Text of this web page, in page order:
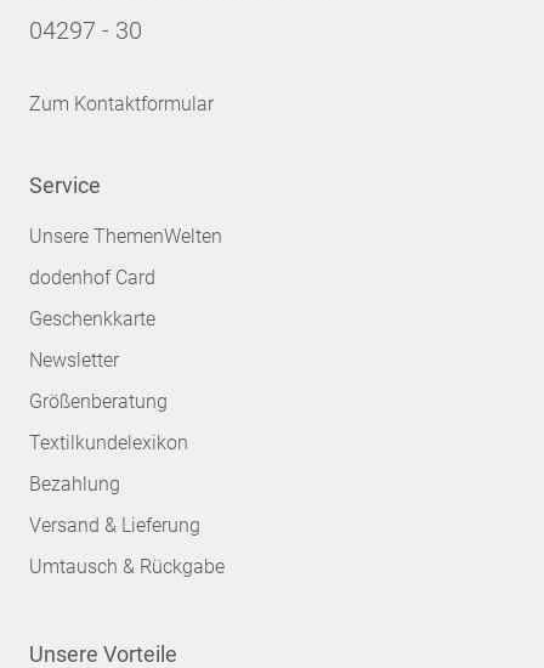
04297 - 30
Zum Kontaktformular
Service
Unsere ThemenWelten
dodenhof Card
Geschenkkarte
Newsletter
Größenberatung
Textilkundelexikon
Bezahlung
Versand & Lieferung
Umtausch & Rückgabe
Unsere Vorteile